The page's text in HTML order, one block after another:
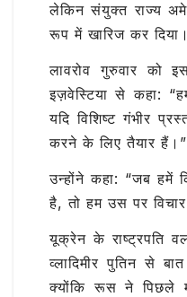
लेकिन संयुक्त राज्य
रूप में खारिज कर दिया।
लावरोव गुरुवार को
इज़वेस्टिया से कहा:
यदि विशिष्ट गंभीर
करने के लिए तैयार हैं।”
उन्होंने कहा: “जब हमें
है, तो हम उस पर
यूक्रेन के राष्ट्रपति
व्लादिमीर पुतिन से
क्योंकि रूस ने पिछले